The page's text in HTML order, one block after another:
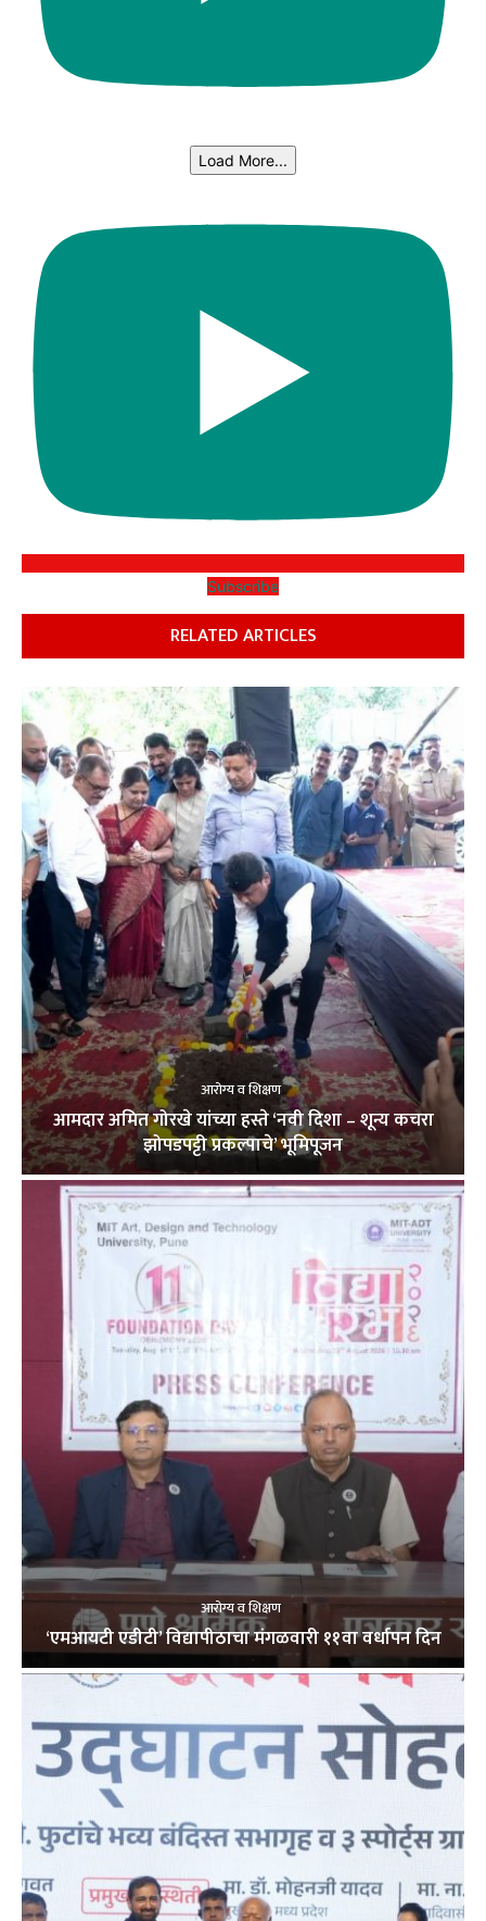
Load More...
Subscribe
RELATED ARTICLES
आरोग्य व शिक्षण
आमदार अमित गोरखे यांच्या हस्ते ‘नवी दिशा – शून्य कचरा
झोपडपट्टी प्रकल्पाचे’ भूमिपूजन
आरोग्य व शिक्षण
‘एमआयटी एडीटी’ विद्यापीठाचा मंगळवारी ११वा वर्धापन दिन